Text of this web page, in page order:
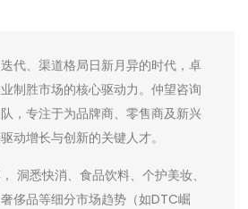
代、渠道格局日新月异的时代，卓
制胜市场的核心驱动力。仲望咨询
，专注于为品牌商、零售商及新兴
动增长与创新的关键人才。
洞悉快消、食品饮料、个护美妆、
侈品等细分市场趋势（如DTC崛